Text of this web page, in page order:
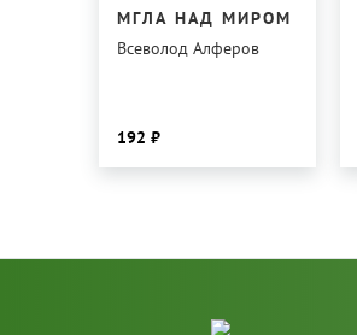
МГЛА НАД МИРОМ
Всеволод Алферов
192